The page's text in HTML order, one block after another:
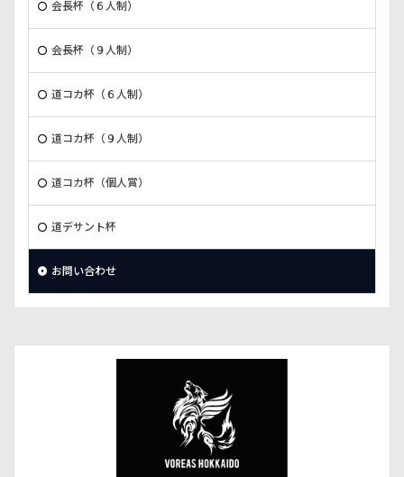
会長杯（６人制）
会長杯（９人制）
道コカ杯（６人制）
道コカ杯（９人制）
道コカ杯（個人賞）
道デサント杯
お問い合わせ